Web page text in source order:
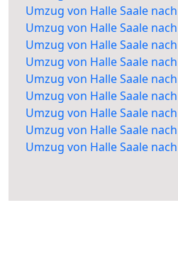
Umzug von Halle Saale
Umzug von Halle Saale
Umzug von Halle Saale
Umzug von Halle Saale
Umzug von Halle Saale
Umzug von Halle Saale
Umzug von Halle Saale
Umzug von Halle Saale
Umzug von Halle Saale